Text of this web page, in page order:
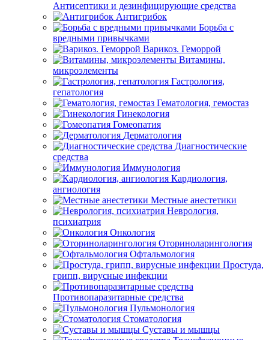
Антисептики и дезинфицирующие средства
Антигрибок
Борьба с
вредными привычками
Варикоз. Геморрой
Витамины,
микроэлементы
Гастрология,
гепатология
Гематология, гемостаз
Гинекология
Гомеопатия
Дерматология
Диагностические
средства
Иммунология
Кардиология,
ангиология
Местные анестетики
Неврология,
психиатрия
Онкология
Оториноларингология
Офтальмология
Простуда,
грипп, вирусные инфекции
Противопаразитарные средства
Пульмонология
Стоматология
Суставы и мышцы